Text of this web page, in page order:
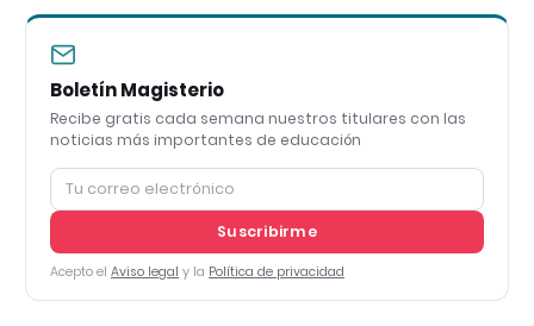
Boletín Magisterio
Recibe gratis cada semana nuestros titulares con las
noticias más importantes de educación
Suscribirme
Acepto el Aviso legal y la Política de privacidad